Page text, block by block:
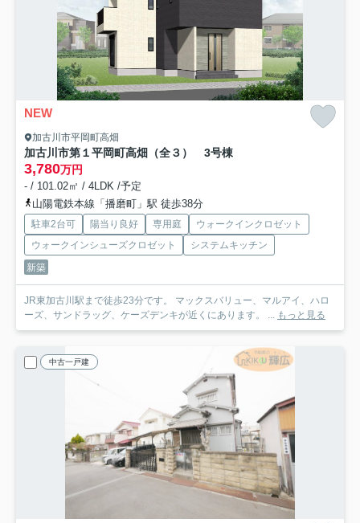
NEW
加古川市平岡町高畑
加古川市第１平岡町高畑（全３） 3号棟
3,780万円
- / 101.02㎡ / 4LDK /予定
山陽電鉄本線「播磨町」駅 徒歩38分
駐車2台可 陽当り良好 専用庭
ウォークインクロゼット
ウォークインシューズクロゼット
システムキッチン
新築
JR東加古川駅まで徒歩23分です。 マックスバリュー、マルアイ、ハロ
ーズ、サンドラッグ、ケーズデンキが近くにあります。 ... もっと見る
中古一戸建